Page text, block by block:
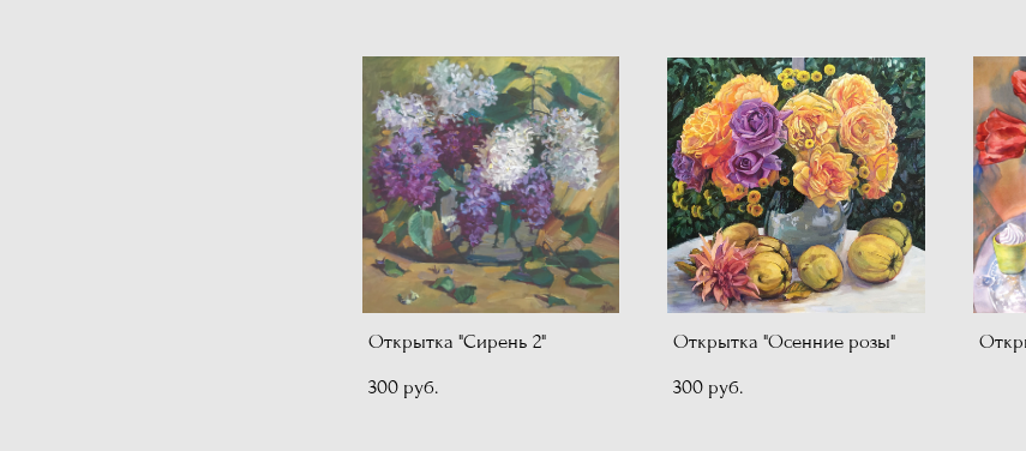
Открытка "Сирень 2"
300 pуб.
Открытка "Осенние розы"
300 pуб.